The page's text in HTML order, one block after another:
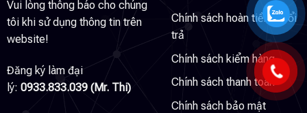
Vui lòng thông báo cho chúng
tôi khi sử dụng thông tin trên
website!
Đăng ký làm đại
lý: 0933.833.039 (Mr. Thi)
Chính sách hoàn tiền & đổi
trả
Chính sách kiểm hàng
Chính sách thanh toán
Chính sách bảo mật